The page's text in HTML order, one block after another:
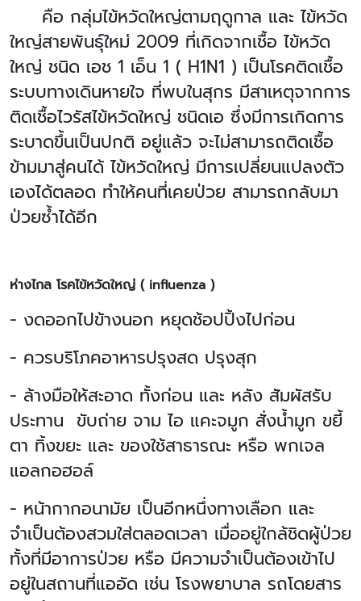
คือ กลุ่มไข้หวัดใหญ่ตามฤดูกาล และ ไข้หวัด
ใหญ่สายพันธุ์ใหม่ 2009 ที่เกิดจากเชื้อ ไข้หวัด
ใหญ่ ชนิด เอช 1 เอ็น 1 ( H1N1 ) เป็นโรคติดเชื้อ
ระบบทางเดินหายใจ ที่พบในสุกร มีสาเหตุจากการ
ติดเชื้อไวรัสไข้หวัดใหญ่ ชนิดเอ ซึ่งมีการเกิดการ
ระบาดขึ้นเป็นปกติ อยู่แล้ว จะไม่สามารถติดเชื้อ
ข้ามมาสู่คนได้ ไข้หวัดใหญ่ มีการเปลี่ยนแปลงตัว
เองได้ตลอด ทำให้คนที่เคยป่วย สามารถกลับมา
ป่วยซ้ำได้อีก
ห่างไกล โรคไข้หวัดใหญ่ ( influenza )
- งดออกไปข้างนอก หยุดช้อปปิ้งไปก่อน
- ควรบริโภคอาหารปรุงสด ปรุงสุก
- ล้างมือให้สะอาด ทั้งก่อน และ หลัง สัมผัสรับ
ประทาน ขับถ่าย จาม ไอ แคะจมูก สั่งน้ำมูก ขยี้
ตา ทิ้งขยะ และ ของใช้สาธารณะ หรือ พกเจล
แอลกอฮอล์
- หน้ากากอนามัย เป็นอีกหนึ่งทางเลือก และ
จำเป็นต้องสวมใส่ตลอดเวลา เมื่ออยู่ใกล้ชิดผู้ป่วย
ทั้งที่มีอาการป่วย หรือ มีความจำเป็นต้องเข้าไป
อยู่ในสถานที่แออัด เช่น โรงพยาบาล รถโดยสาร